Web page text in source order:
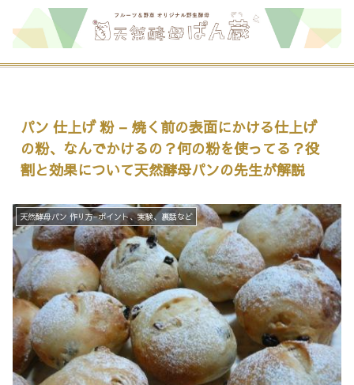
パン 仕上げ 粉 – 焼く前の表面にかける仕上げ
の粉、なんでかけるの？何の粉を使ってる？役
割と効果について天然酵母パンの先生が解説
天然酵母パン 作り方−ポイント、実験、裏話など